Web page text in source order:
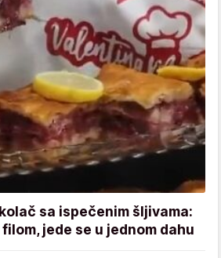
sa ispečenim šljivama:
jede se u jednom dahu